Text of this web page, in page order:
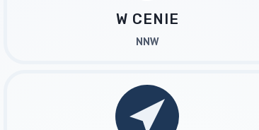
W CENIE
NNW